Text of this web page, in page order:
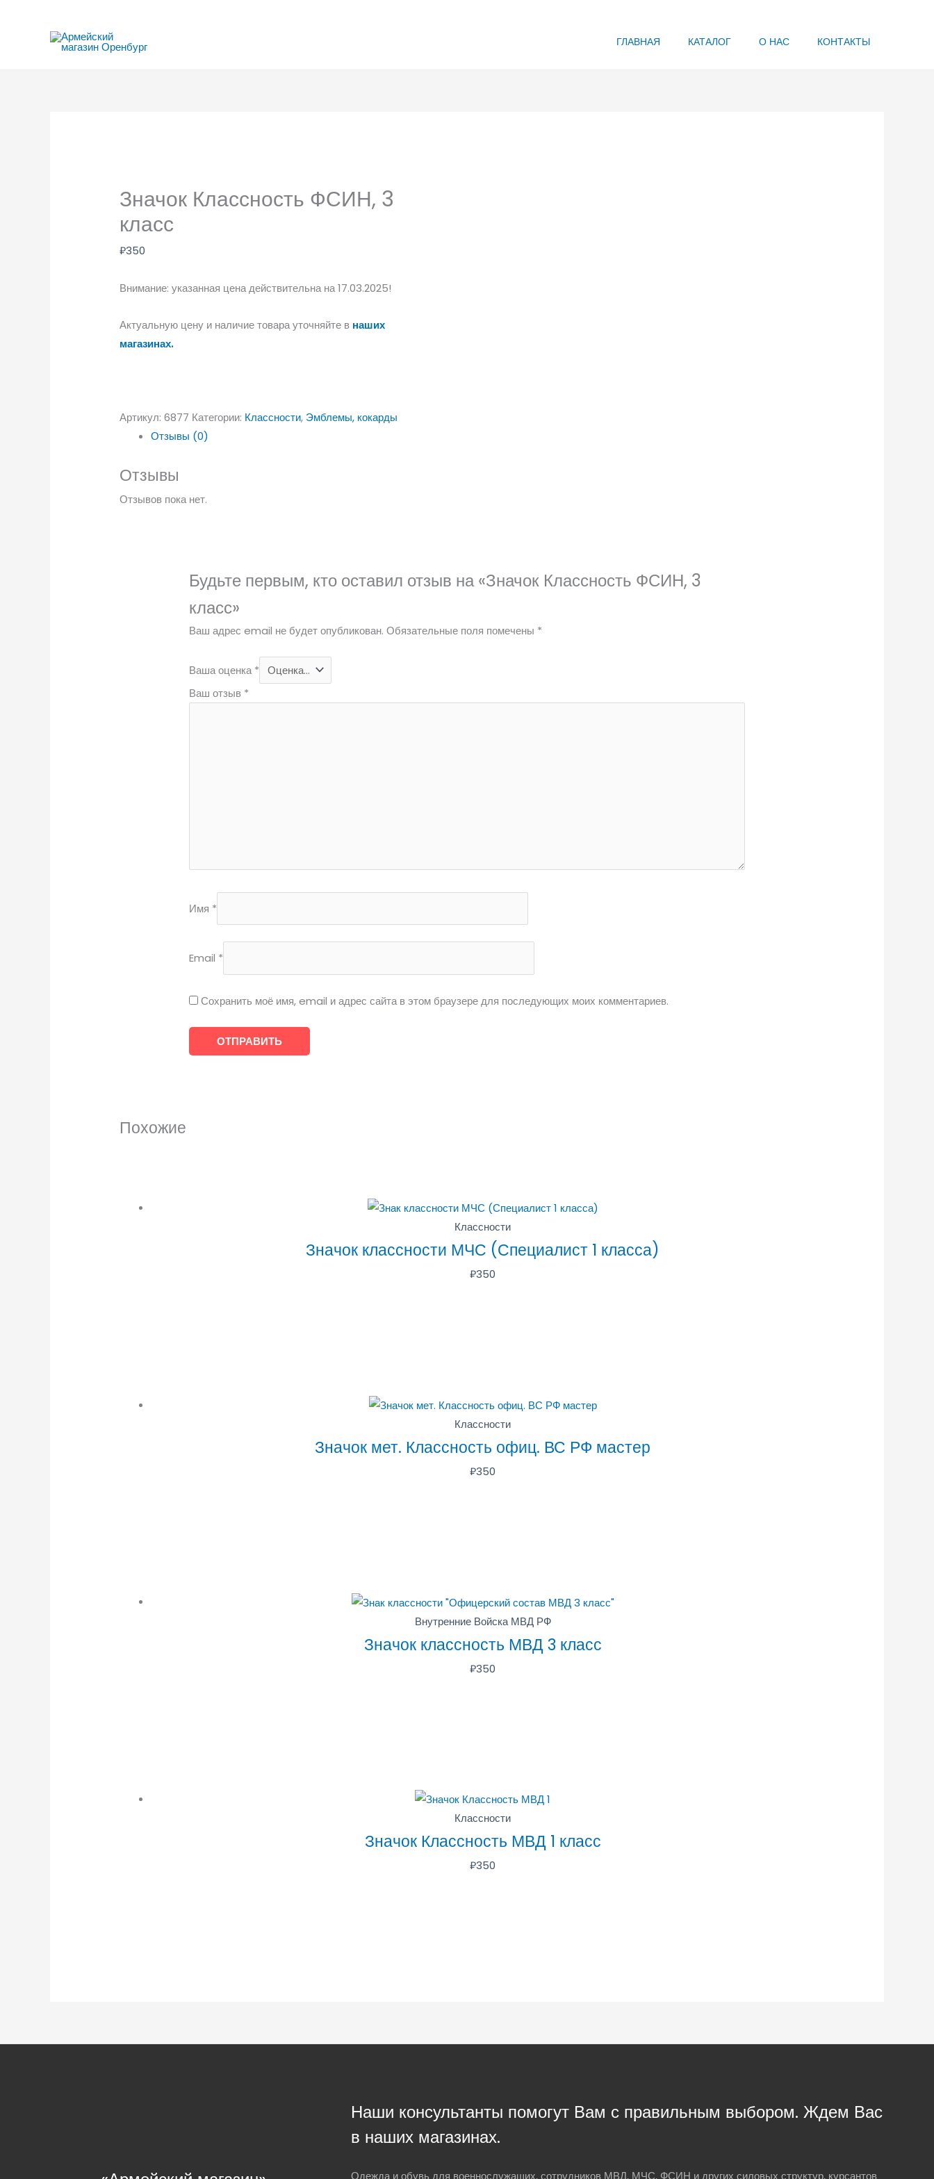
содержимому
ГЛАВНАЯ КАТАЛОГ О НАС КОНТАКТЫ
Значок Классность ФСИН, 3
класс
₽350
Внимание: указанная цена действительна на 17.03.2025!
Актуальную цену и наличие товара уточняйте в наших
магазинах.
Артикул:6877 Категории: Классности, Эмблемы, кокарды
Отзывы (0)
Отзывы
Отзывов пока нет.
Будьте первым, кто оставил отзыв на «Значок Классность ФСИН, 3
класс»
Ваш адрес email не будет опубликован. Обязательные поля помечены *
Ваша оценка*
Ваш отзыв *
Имя *
Email *
Сохранить моё имя, email и адрес сайта в этом браузере для последующих моих комментариев.
Похожие
Классности
Значок классности МЧС (Специалист 1 класса)
₽350
Классности
Значок мет. Классность офиц. ВС РФ мастер
₽350
Внутренние Войска МВД РФ
Значок классность МВД 3 класс
₽350
Классности
Значок Классность МВД 1 класс
₽350
Наши консультанты помогут Вам с правильным выбором. Ждем Вас
в наших магазинах.
Одежда и обувь для военнослужащих, сотрудников МВД, МЧС, ФСИН и других силовых структур, курсантов